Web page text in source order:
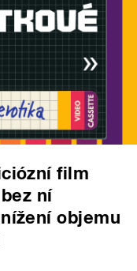
film
ní
objemu